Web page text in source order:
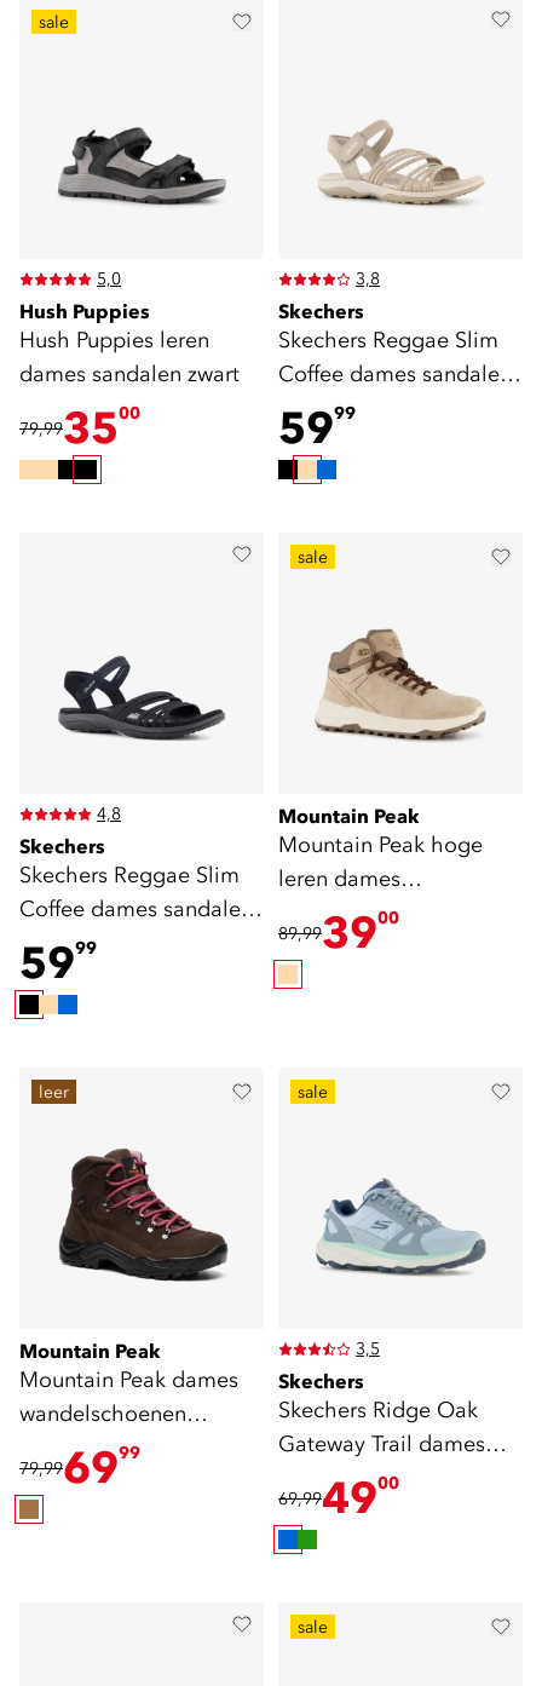
sale
5,0
Hush Puppies
Hush Puppies leren
dames sandalen zwart
79,993500
3,8
Skechers
Skechers Reggae Slim
Coffee dames sandalen
beige
5999
4,8
Skechers
Skechers Reggae Slim
Coffee dames sandalen
zwart
5999
sale
Mountain Peak
Mountain Peak hoge
leren dames
wandelschoenen cat. B
89,993900
leer
Mountain Peak
Mountain Peak dames
wandelschoenen
categorie B
79,996999
sale
3,5
Skechers
Skechers Ridge Oak
Gateway Trail dames
sneakers cat. A
69,994900
sale